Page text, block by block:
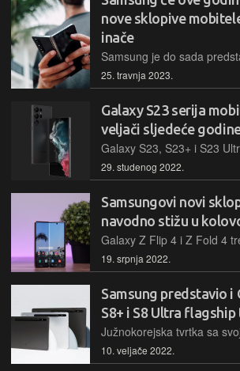
nove sklopive
inače
25. travnja 2023.
Galaxy S23 serija
veljači sljedeće
29. studenog 2022.
Samsungovi novi
navodno stižu u
19. srpnja 2022.
Samsung predstavio i
S8+ i S8 Ultra
10. veljače 2022.